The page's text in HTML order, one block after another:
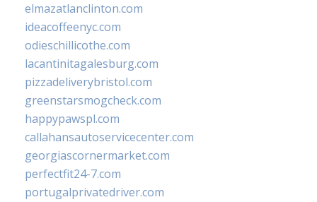
elmazatlanclinton.com
ideacoffeenyc.com
odieschillicothe.com
lacantinitagalesburg.com
pizzadeliverybristol.com
greenstarsmogcheck.com
happypawspl.com
callahansautoservicecenter.com
georgiascornermarket.com
perfectfit24-7.com
portugalprivatedriver.com